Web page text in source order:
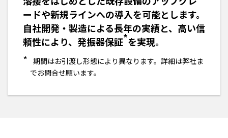
ードや新規ラインへの導入を可能とします。
自社開発・製造による長年の実績と、高い信
頼性により、発振器保証*を実現。
* 期間はお引渡し形態により異なります。詳細は弊社ま
でお問合せ願います。